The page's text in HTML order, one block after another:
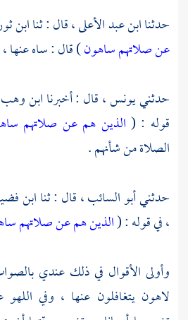
حدثناابن عبد الأعلى، قال : ثناابن
عن صلاتهم ساهون) قال : ساه عنها
حدثنييونس ،قال : أخبرناابن
قوله : ( الذين هم عن صلاتهم
الصلاة من شأنهم .
حدثنيأبو السائب، قال : ثناابن
، في قوله : (الذين هم عن صلاتهم
وأولى الأقوال في ذلك عندي
لاهون يتغافلون عنها ، وفي اللهو